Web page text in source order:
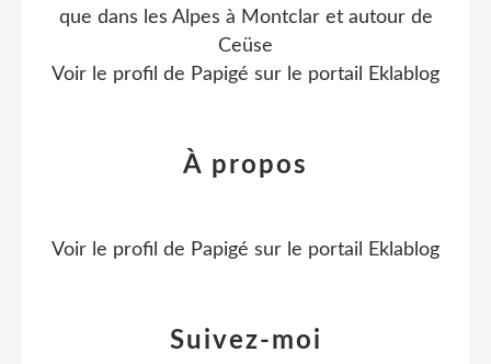
que dans les Alpes à Montclar et autour de
Ceüse
Voir le profil de Papigé sur le portail Eklablog
Suivez-moi
À propos
Voir le profil de Papigé sur le portail Eklablog